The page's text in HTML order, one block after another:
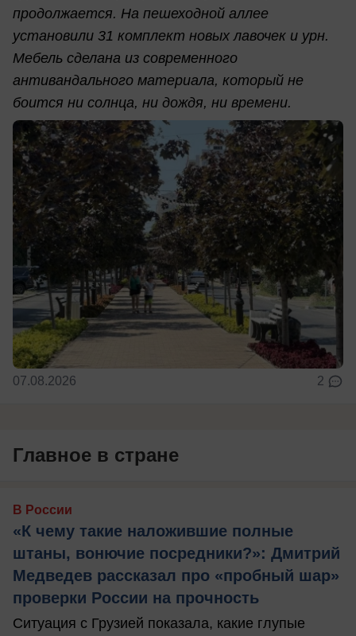
продолжается. На пешеходной аллее
установили 31 комплект новых лавочек и урн.
Мебель сделана из современного
антивандального материала, который не
боится ни солнца, ни дождя, ни времени.
07.08.2026 2
Главное в стране
В России
«К чему такие наложившие полные
штаны, вонючие посредники?»: Дмитрий
Медведев рассказал про «пробный шар»
проверки России на прочность
Ситуация с Грузией показала, какие глупые